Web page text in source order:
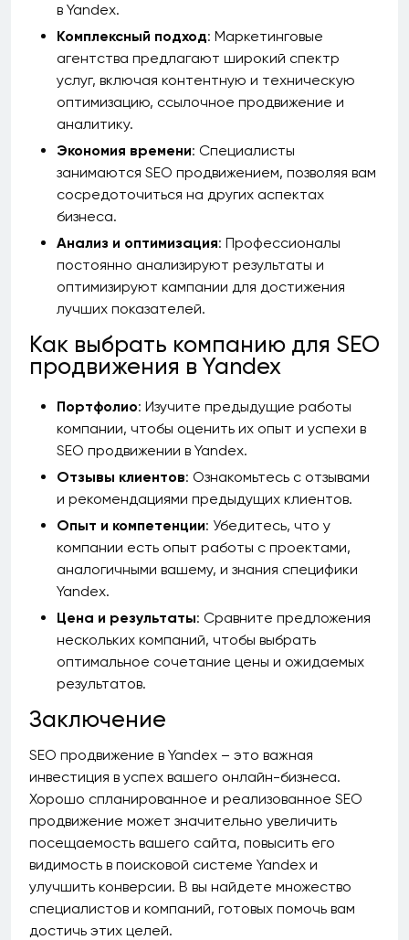
в Yandex.
Комплексный подход: Маркетинговые
агентства предлагают широкий спектр
услуг, включая контентную и техническую
оптимизацию, ссылочное продвижение и
аналитику.
Экономия времени: Специалисты
занимаются SEO продвижением, позволяя вам
сосредоточиться на других аспектах
бизнеса.
Анализ и оптимизация: Профессионалы
постоянно анализируют результаты и
оптимизируют кампании для достижения
лучших показателей.
Как выбрать компанию для SEO
продвижения в Yandex
Портфолио: Изучите предыдущие работы
компании, чтобы оценить их опыт и успехи в
SEO продвижении в Yandex.
Отзывы клиентов: Ознакомьтесь с отзывами
и рекомендациями предыдущих клиентов.
Опыт и компетенции: Убедитесь, что у
компании есть опыт работы с проектами,
аналогичными вашему, и знания специфики
Yandex.
Цена и результаты: Сравните предложения
нескольких компаний, чтобы выбрать
оптимальное сочетание цены и ожидаемых
результатов.
Заключение
SEO продвижение в Yandex – это важная
инвестиция в успех вашего онлайн-бизнеса.
Хорошо спланированное и реализованное SEO
продвижение может значительно увеличить
посещаемость вашего сайта, повысить его
видимость в поисковой системе Yandex и
улучшить конверсии. В вы найдете множество
специалистов и компаний, готовых помочь вам
достичь этих целей.